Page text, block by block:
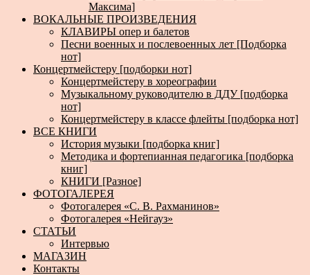
Максима]
ВОКАЛЬНЫЕ ПРОИЗВЕДЕНИЯ
КЛАВИРЫ опер и балетов
Песни военных и послевоенных лет [Подборка
нот]
Концертмейстеру [подборки нот]
Концертмейстеру в хореографии
Музыкальному руководителю в ДДУ [подборка
нот]
Концертмейстеру в классе флейты [подборка нот]
ВСЕ КНИГИ
История музыки [подборка книг]
Методика и фортепианная педагогика [подборка
книг]
КНИГИ [Разное]
ФОТОГАЛЕРЕЯ
Фотогалерея «С. В. Рахманинов»
Фотогалерея «Нейгауз»
СТАТЬИ
Интервью
МАГАЗИН
Контакты